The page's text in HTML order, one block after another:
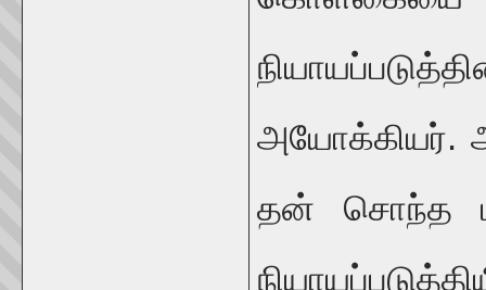
அயோக்கியர்.
தன் சொந்த